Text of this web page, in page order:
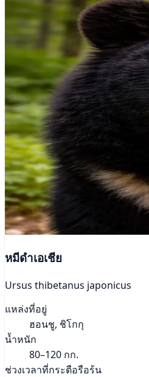
หมีดำเอเชีย
Ursus thibetanus japonicus
แหล่งที่อยู่
ฮอนชู, ชิโกกุ
น้ำหนัก
80–120 กก.
ช่วงเวลาที่กระตือรือร้น